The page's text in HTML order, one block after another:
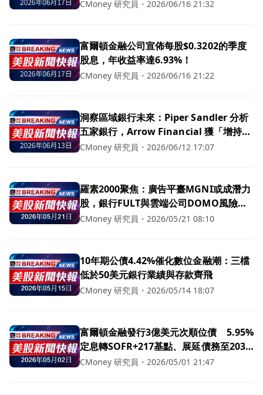
CMoney 研究員 ・ 2026/06/16 21:32
富爾頓金融公司宣佈每股$0.3202的季度
股息，年收益率達6.93%！
CMoney 研究員 ・ 2026/06/16 21:22
洞察區域銀行未來：Piper Sandler 分析
五家銀行，Arrow Financial 獲「增持」
評級！
CMoney 研究員 ・ 2026/06/12 17:07
羅素2000聚焦：廣告平臺MGNI或成潛力
股，銀行FULT與雲端公司DOMO風險警
示！
CMoney 研究員 ・ 2026/05/21 08:10
10年期公債4.42%催化數位金融潮：三檔
低於50美元銀行業績與存款齊飛
CMoney 研究員 ・ 2026/05/14 18:07
富爾頓金融發行3億美元次順位債 5.95%
定息轉SOFR+217基點、展延債務至2036
年
CMoney 研究員 ・ 2026/05/01 21:47